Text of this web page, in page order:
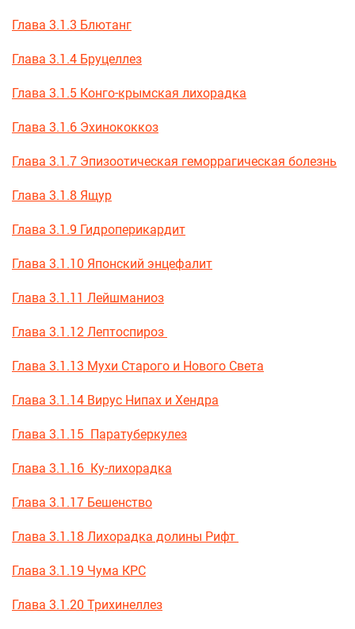
Глава 3.1.3 Блютанг
Глава 3.1.4 Бруцеллез
Глава 3.1.5 Конго-крымская лихорадка
Глава 3.1.6 Эхинококкоз
Глава 3.1.7 Эпизоотическая геморрагическая болезнь
Глава 3.1.8 Ящур
Глава 3.1.9 Гидроперикардит
Глава 3.1.10 Японский энцефалит
Глава 3.1.11 Лейшманиоз
Глава 3.1.12 Лептоспироз
Глава 3.1.13 Мухи Старого и Нового Света
Глава 3.1.14 Вирус Нипах и Хендра
Глава 3.1.15 Паратуберкулез
Глава 3.1.16 Ку-лихорадка
Глава 3.1.17 Бешенство
Глава 3.1.18 Лихорадка долины Рифт
Глава 3.1.19 Чума КРС
Глава 3.1.20 Трихинеллез